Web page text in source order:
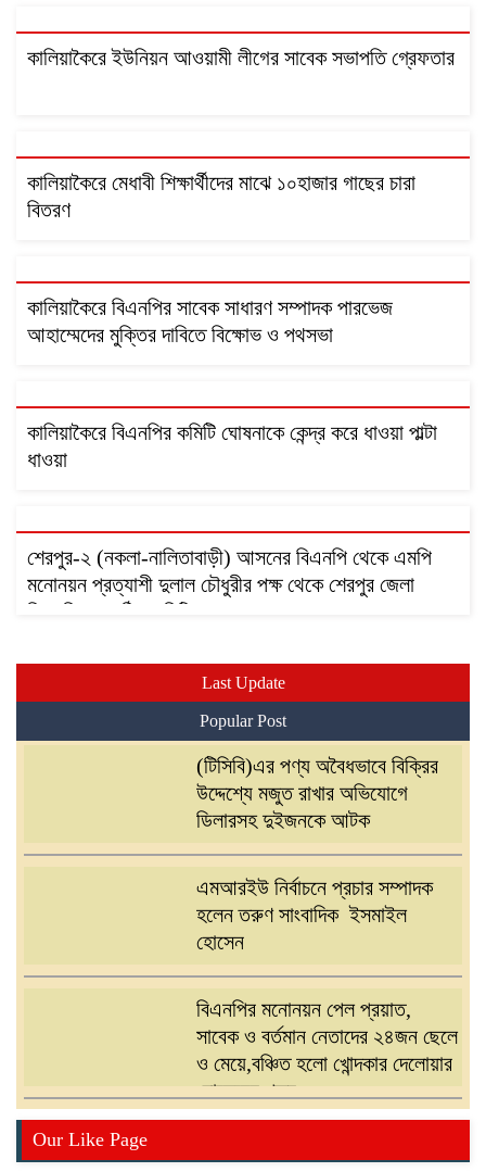
কালিয়াকৈরে ইউনিয়ন আওয়ামী লীগের সাবেক সভাপতি গ্রেফতার
কালিয়াকৈরে মেধাবী শিক্ষার্থীদের মাঝে ১০হাজার গাছের চারা
বিতরণ
কালিয়াকৈরে বিএনপির সাবেক সাধারণ সম্পাদক পারভেজ
আহাম্মেদের মুক্তির দাবিতে বিক্ষোভ ও পথসভা
কালিয়াকৈরে বিএনপির কমিটি ঘোষনাকে কেন্দ্র করে ধাওয়া পাল্টা
ধাওয়া
শেরপুর-২ (নকলা-নালিতাবাড়ী) আসনের বিএনপি থেকে এমপি
মনোনয়ন প্রত্যাশী দুলাল চৌধুরীর পক্ষ থেকে শেরপুর জেলা
বিএনপির নবগঠিত কমিটির নেতৃবৃন্দদের সাথে ফুলের শুভেচ্ছা
Last Update
Popular Post
(টিসিবি)এর পণ্য অবৈধভাবে বিক্রির
উদ্দেশ্যে মজুত রাখার অভিযোগে
ডিলারসহ দুইজনকে আটক
এমআরইউ নির্বাচনে প্রচার সম্পাদক
হলেন তরুণ সাংবাদিক ইসমাইল
হোসেন
বিএনপির মনোনয়ন পেল প্রয়াত,
সাবেক ও বর্তমান নেতাদের ২৪জন ছেলে
ও মেয়ে,বঞ্চিত হলো খোন্দকার দেলোয়ার
হোসেনের পুত্র
খোন্দকার আকবরের কর্মী-সমর্থকদের
Our Like Page